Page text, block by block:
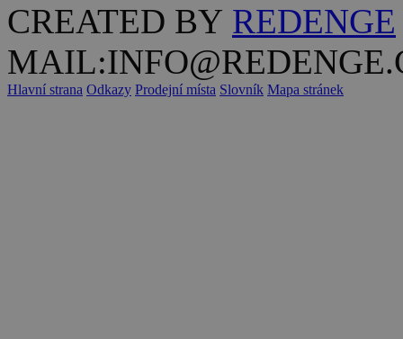
CREATED BY REDENGE
Hlavní strana Odkazy Prodejní místa Slovník Mapa stránek